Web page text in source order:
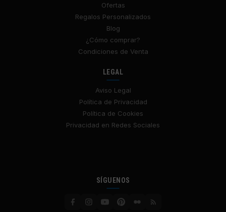
Ofertas
Regalos Personalizados
Blog
¿Cómo comprar?
Condiciones de Venta
LEGAL
Aviso Legal
Política de Privacidad
Política de Cookies
Privacidad en Redes Sociales
SÍGUENOS